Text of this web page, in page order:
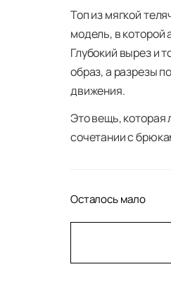
Топ из мягкой
модель, в которой
Глубокий вырез и
образ, а разрезы
движения.
Это вещь, которая
сочетании с
Осталось мало